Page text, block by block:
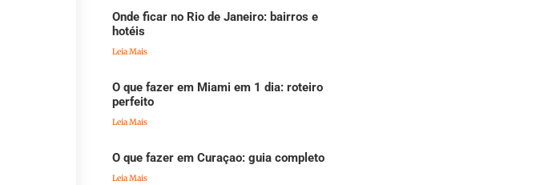
Onde ficar no Rio de Janeiro: bairros e
hotéis
Leia Mais
O que fazer em Miami em 1 dia: roteiro
perfeito
Leia Mais
O que fazer em Curaçao: guia completo
Leia Mais